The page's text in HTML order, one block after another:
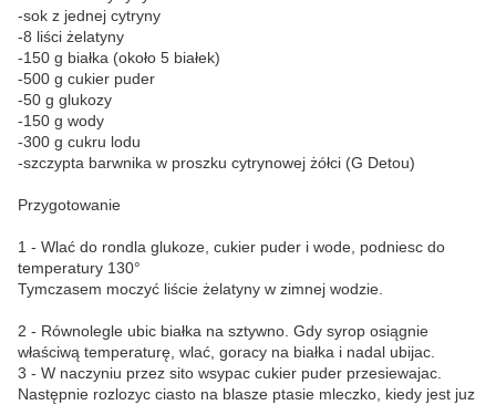
-sok z jednej cytryny
-8 liści żelatyny
-150 g białka (około 5 białek)
-500 g cukier puder
-50 g glukozy
-150 g wody
-300 g cukru lodu
-szczypta barwnika w proszku cytrynowej żółci (G Detou)
Przygotowanie
1 - Wlać do rondla glukoze, cukier puder i wode, podniesc do
temperatury 130°
Tymczasem moczyć liście żelatyny w zimnej wodzie.
2 - Równolegle ubic białka na sztywno. Gdy syrop osiągnie
właściwą temperaturę, wlać, goracy na białka i nadal ubijac.
3 - W naczyniu przez sito wsypac cukier puder przesiewajac.
Następnie rozlozyc ciasto na blasze ptasie mleczko, kiedy jest juz